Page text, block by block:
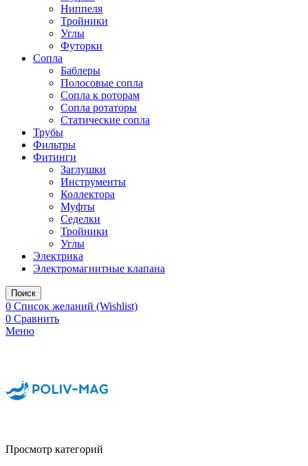
Ниппеля
Тройники
Углы
Футорки
Сопла
Баблеры
Полосовые сопла
Сопла к роторам
Сопла ротаторы
Статические сопла
Трубы
Фильтры
Фитинги
Заглушки
Инструменты
Коллектора
Муфты
Седелки
Тройники
Углы
Электрика
Электромагнитные клапана
Поиск
0 Список желаний (Wishlist)
0 Сравнить
Меню
Просмотр категорий